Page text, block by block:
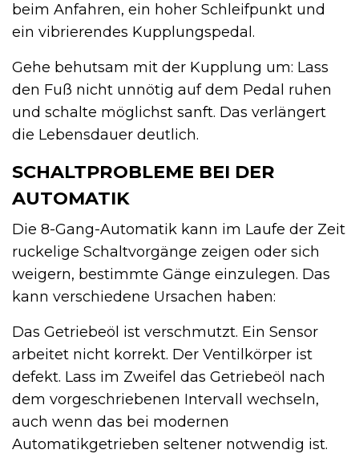
beim Anfahren, ein hoher Schleifpunkt und
ein vibrierendes Kupplungspedal.
Gehe behutsam mit der Kupplung um: Lass
den Fuß nicht unnötig auf dem Pedal ruhen
und schalte möglichst sanft. Das verlängert
die Lebensdauer deutlich.
SCHALTPROBLEME BEI DER
AUTOMATIK
Die 8-Gang-Automatik kann im Laufe der Zeit
ruckelige Schaltvorgänge zeigen oder sich
weigern, bestimmte Gänge einzulegen. Das
kann verschiedene Ursachen haben:
Das Getriebeöl ist verschmutzt. Ein Sensor
arbeitet nicht korrekt. Der Ventilkörper ist
defekt. Lass im Zweifel das Getriebeöl nach
dem vorgeschriebenen Intervall wechseln,
auch wenn das bei modernen
Automatikgetrieben seltener notwendig ist.